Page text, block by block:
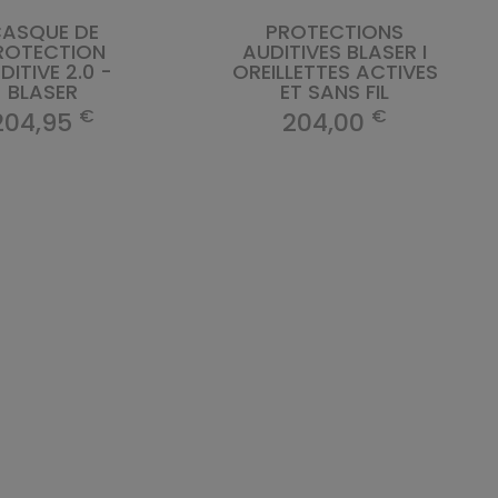
DE
2.0 -
BLASER
€
PROTECTIONS
AUDITIVES BLASER I
OREILLETTES ACTIVES
ET SANS FIL
204,00 €